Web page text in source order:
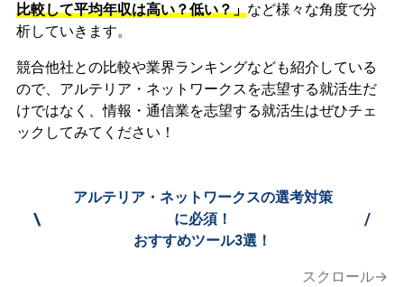
比較して平均年収は高い？低い？」など様々な角度で分
析していきます。
競合他社との比較や業界ランキングなども紹介している
ので、アルテリア・ネットワークスを志望する就活生だ
けではなく、情報・通信業を志望する就活生はぜひチェ
ックしてみてください！
\
アルテリア・ネットワークスの選考対策
に必須！
おすすめツール3選！
/
スクロール→